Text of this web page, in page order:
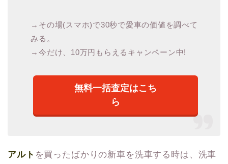
→その場(スマホ)で30秒で愛車の価値を調べて
みる。
→今だけ、10万円もらえるキャンペーン中!
無料一括査定はこち
ら
アルト を買ったばかりの新車を洗車する時は、洗車